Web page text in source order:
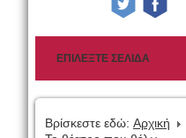
Βρίσκεστε εδώ: Αρχική